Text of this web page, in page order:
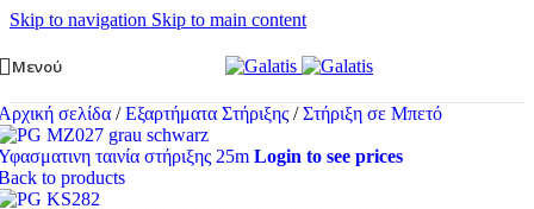
Skip to navigation Skip to main content
Μενού
σελίδα / Εξαρτήματα Στήριξης / Στήριξη σε Μπετό
ταινία στήριξης 25m Login to see prices
to products